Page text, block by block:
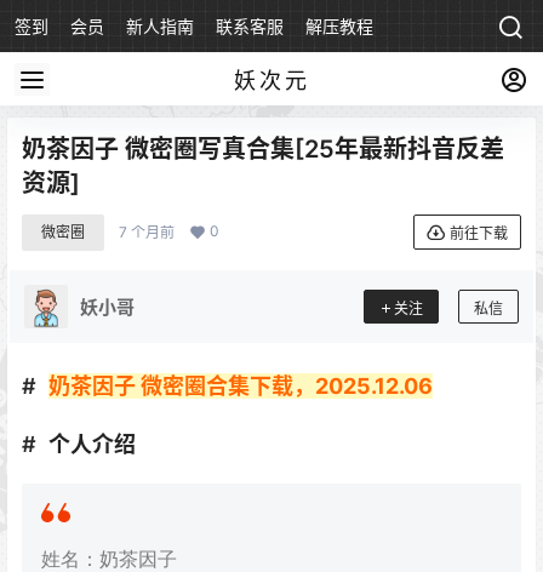
签到 会员 新人指南 联系客服 解压教程
妖次元
奶茶因子 微密圈写真合集[25年最新抖音反差
资源]
微密圈 7 个月前 0 前往下载
妖小哥 关注 私信
奶茶因子 微密圈合集下载，2025.12.06
个人介绍
姓名：奶茶因子